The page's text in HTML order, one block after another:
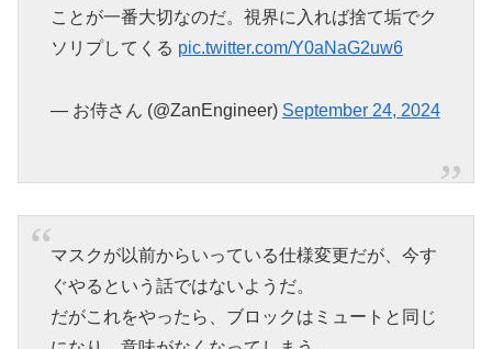
ことが一番大切なのだ。視界に入れば捨て垢でク
ソリプしてくる pic.twitter.com/Y0aNaG2uw6
— お侍さん (@ZanEngineer) September 24, 2024
マスクが以前からいっている仕様変更だが、今す
ぐやるという話ではないようだ。
だがこれをやったら、ブロックはミュートと同じ